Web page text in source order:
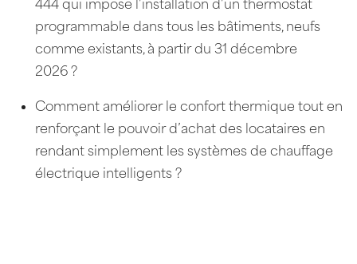
444 qui impose l’installation d’un thermostat
programmable dans tous les bâtiments, neufs
comme existants, à partir du 31 décembre
2026 ?
Comment améliorer le confort thermique tout en
renforçant le pouvoir d’achat des locataires en
rendant simplement les systèmes de chauffage
électrique intelligents ?